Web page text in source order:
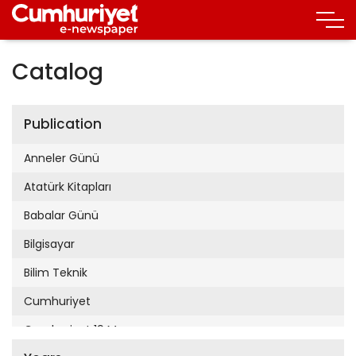
Catalog
Publication
Anneler Günü
Atatürk Kitapları
Babalar Günü
Bilgisayar
Bilim Teknik
Cumhuriyet
Cumhuriyet 19 Mayıs